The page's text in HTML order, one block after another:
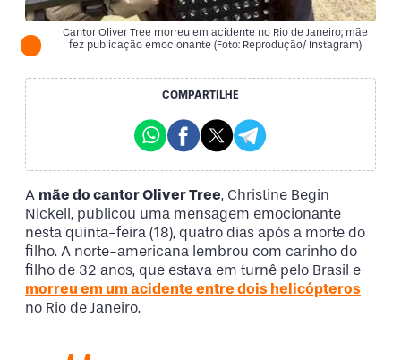
Cantor Oliver Tree morreu em acidente no Rio de Janeiro; mãe
fez publicação emocionante (Foto: Reprodução/ Instagram)
COMPARTILHE
A mãe do cantor Oliver Tree, Christine Begin
Nickell, publicou uma mensagem emocionante
nesta quinta-feira (18), quatro dias após a morte do
filho. A norte-americana lembrou com carinho do
filho de 32 anos, que estava em turnê pelo Brasil e
morreu em um acidente entre dois helicópteros
no Rio de Janeiro.